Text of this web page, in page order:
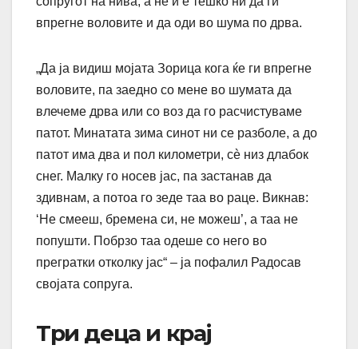
впрегне воловите и да оди во шума по дрва.
„Да ја видиш мојата Зорица кога ќе ги впрегне
воловите, па заедно со мене во шумата да
влечеме дрва или со воз да го расчистуваме
патот. Минатата зима синот ни се разболе, а до
патот има два и пол километри, сè низ длабок
снег. Малку го носев јас, па застанав да
здивнам, а потоа го зеде таа во раце. Викнав:
‘Не смееш, бремена си, не можеш’, а таа не
попушти. Побрзо таа одеше со него во
прегратки отколку јас“ – ја пофалил Радосав
својата сопруга.
Три деца и крај